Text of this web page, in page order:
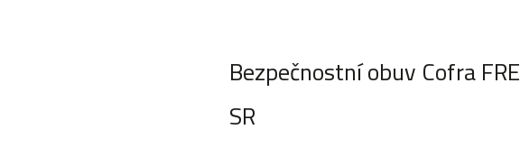
Bezpečnostní obuv Cofra
SR